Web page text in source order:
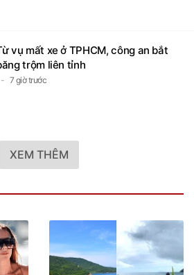
vụ mất xe ở TPHCM, công an bắt
trộm liên tỉnh
7 giờ trước
XEM THÊM